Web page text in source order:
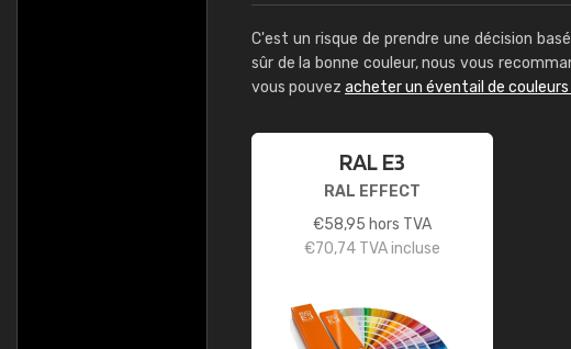
C'est un risque de prendre une décision
sûr de la bonne couleur, nous vous
vous pouvez acheter un éventail de couleurs
RAL E3
RAL EFFECT
€58,95 hors TVA
€70,74 TVA incluse